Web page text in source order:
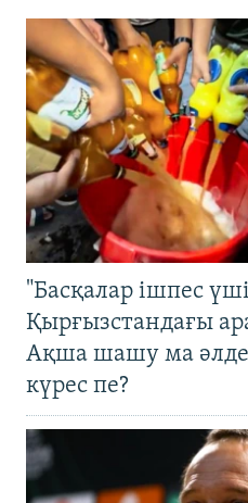
"Басқалар ішпес
Қырғызстандағы
Ақша шашу ма
күрес пе?